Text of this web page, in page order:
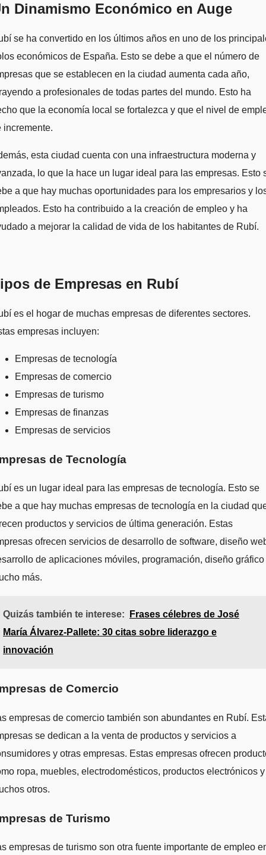
Dinamismo Económico en Auge
se ha convertido en los últimos años en uno de los
económicos de España. Esto se debe a que el número de
que se establecen en la ciudad aumenta cada año,
a profesionales de todas partes del mundo. Esto ha
que la economía local se fortalezca y que el nivel de
incremente.
esta ciudad cuenta con una infraestructura moderna y
lo que la hace un lugar ideal para las empresas. Esto
a que hay muchas oportunidades para los empresarios y
Esto ha contribuido a la creación de empleo y ha
a mejorar la calidad de vida de los habitantes de Rubí.
de Empresas en Rubí
es el hogar de muchas empresas de diferentes sectores.
empresas incluyen:
Empresas de tecnología
Empresas de comercio
Empresas de turismo
Empresas de finanzas
Empresas de servicios
de Tecnología
es un lugar ideal para las empresas de tecnología. Esto se
a que hay muchas empresas de tecnología en la ciudad
productos y servicios de última generación. Estas
ofrecen servicios de desarrollo de software, diseño
de aplicaciones móviles, programación, diseño gráfico
más.
Quizás también te interese:
Frases célebres de José
María Álvarez-Pallete: 30 citas sobre liderazgo e
innovación
de Comercio
empresas de comercio también son abundantes en Rubí.
se dedican a la venta de productos y servicios a
y otras empresas. Estas empresas ofrecen
ropa, muebles, electrodomésticos, productos electrónicos y
otros.
de Turismo
empresas de turismo son otra fuente importante de empleo